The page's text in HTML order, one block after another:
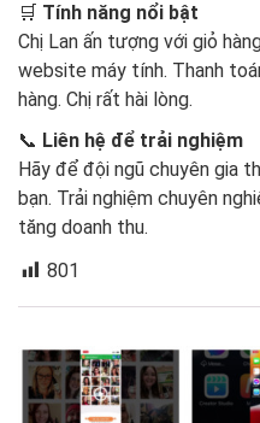
🛒 Tính năng nổi bật
Chị Lan ấn tượng với giỏ
website máy tính. Thanh
hàng. Chị rất hài lòng.
📞 Liên hệ để trải nghiệm
Hãy để đội ngũ chuyên gia
bạn. Trải nghiệm chuyên
tăng doanh thu.
801